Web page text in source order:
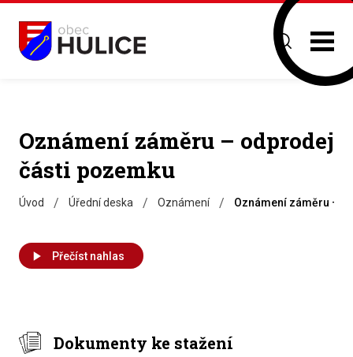
Oznámení záměru – odprodej
části pozemku
Úvod / Úřední deska / Oznámení / Oznámení záměru –
Přečíst nahlas
Dokumenty ke stažení